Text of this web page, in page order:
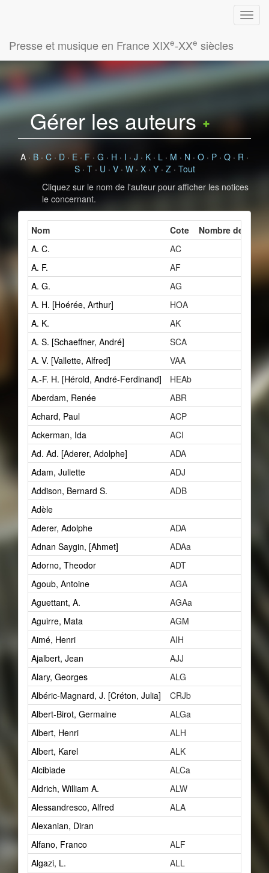
Presse et musique en France XIXe-XXe siècles
Gérer les auteurs
A · B · C · D · E · F · G · H · I · J · K · L · M · N · O · P · Q · R ·
S· T· U · V· W· X· Y· Z· Tout
Cliquez sur le nom de l'auteur pour afficher les notices
le concernant.
Nom Cote
Nombre de
A. C.
AC
A. F.
AF
A. G.
AG
A. H. [Hoérée, Arthur]
HOA
A. K.
AK
A. S. [Schaeffner, André]
SCA
A. V. [Vallette, Alfred]
VAA
A.-F. H. [Hérold, André-Ferdinand]
HEAb
Aberdam, Renée
ABR
Achard, Paul
ACP
Ackerman, Ida
ACI
Ad. Ad. [Aderer, Adolphe]
ADA
Adam, Juliette
ADJ
Addison, Bernard S.
ADB
Adèle
Aderer, Adolphe
ADA
Adnan Saygin, [Ahmet]
ADAa
Adorno, Theodor
ADT
Agoub, Antoine
AGA
Aguettant, A.
AGAa
Aguirre, Mata
AGM
Aimé, Henri
AIH
Ajalbert, Jean
AJJ
Alary, Georges
ALG
Albéric-Magnard, J. [Créton, Julia]
CRJb
Albert-Birot, Germaine
ALGa
Albert, Henri
ALH
Albert, Karel
ALK
Alcibiade
ALCa
Aldrich, William A.
ALW
Alessandresco, Alfred
ALA
Alexanian, Diran
Alfano, Franco
ALF
Algazi, L.
ALL